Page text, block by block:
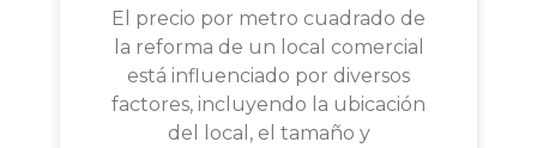
El precio por metro cuadrado de
la reforma de un local comercial
está influenciado por diversos
factores, incluyendo la ubicación
del local, el tamaño y